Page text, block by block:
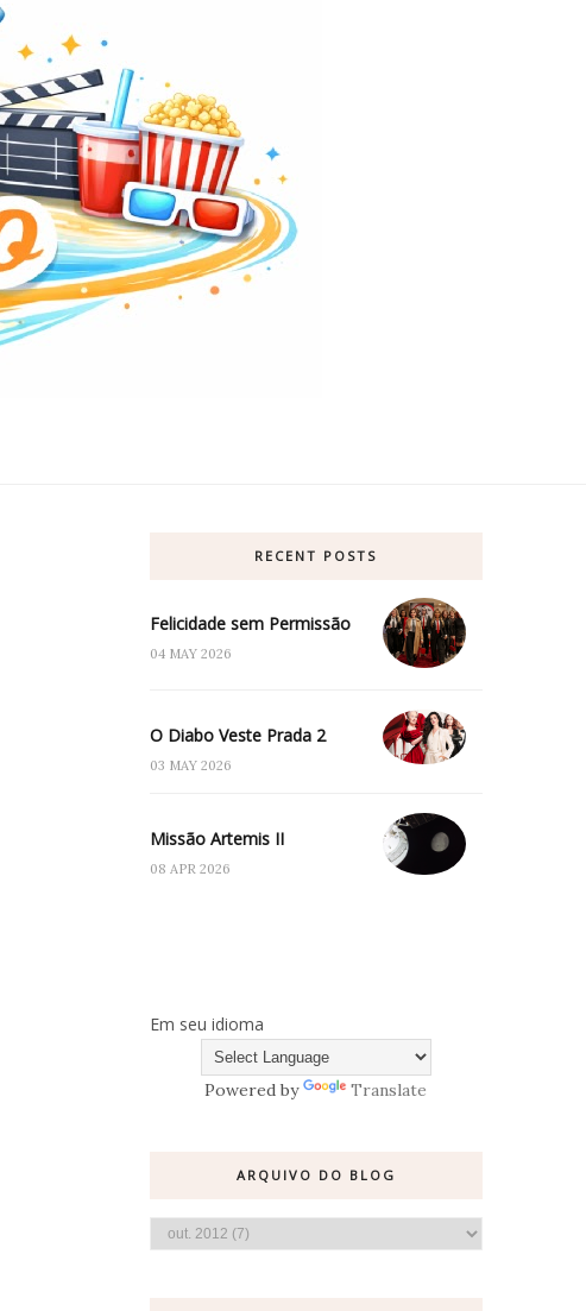
RECENT POSTS
Felicidade sem Permissão
04 MAY 2026
O Diabo Veste Prada 2
03 MAY 2026
Missão Artemis II
08 APR 2026
Em seu idioma
Powered by Translate
ARQUIVO DO BLOG